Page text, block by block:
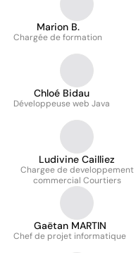
Marion B.
Chargée de formation
Chloé Bidau
Développeuse web Java
Ludivine Cailliez
Chargee de developpement
commercial Courtiers
Gaëtan MARTIN
Chef de projet informatique